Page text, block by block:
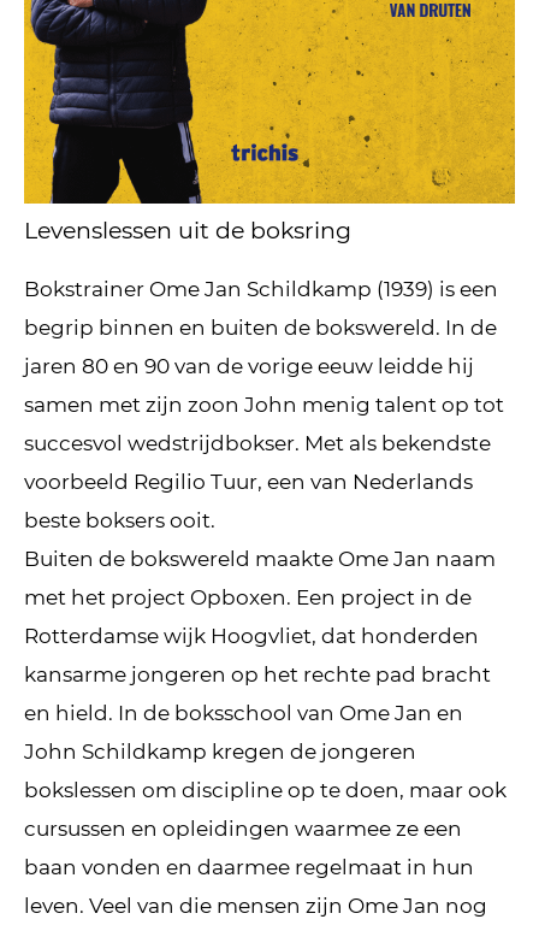
Levenslessen uit de boksring
Bokstrainer Ome Jan Schildkamp (1939) is een
begrip binnen en buiten de bokswereld. In de
jaren 80 en 90 van de vorige eeuw leidde hij
samen met zijn zoon John menig talent op tot
succesvol wedstrijdbokser. Met als bekendste
voorbeeld Regilio Tuur, een van Nederlands
beste boksers ooit.
Buiten de bokswereld maakte Ome Jan naam
met het project Opboxen. Een project in de
Rotterdamse wijk Hoogvliet, dat honderden
kansarme jongeren op het rechte pad bracht
en hield. In de boksschool van Ome Jan en
John Schildkamp kregen de jongeren
bokslessen om discipline op te doen, maar ook
cursussen en opleidingen waarmee ze een
baan vonden en daarmee regelmaat in hun
leven. Veel van die mensen zijn Ome Jan nog